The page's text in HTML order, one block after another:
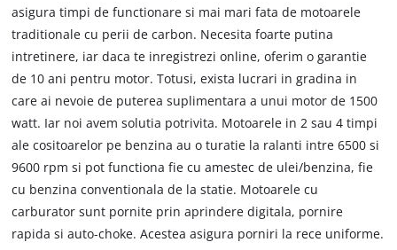
asigura timpi de functionare si mai mari fata de motoarele
traditionale cu perii de carbon. Necesita foarte putina
intretinere, iar daca te inregistrezi online, oferim o garantie
de 10 ani pentru motor. Totusi, exista lucrari in gradina in
care ai nevoie de puterea suplimentara a unui motor de 1500
watt. Iar noi avem solutia potrivita. Motoarele in 2 sau 4 timpi
ale cositoarelor pe benzina au o turatie la ralanti intre 6500 si
9600 rpm si pot functiona fie cu amestec de ulei/benzina, fie
cu benzina conventionala de la statie. Motoarele cu
carburator sunt pornite prin aprindere digitala, pornire
rapida si auto-choke. Acestea asigura porniri la rece uniforme.